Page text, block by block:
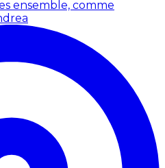
ensemble, comme